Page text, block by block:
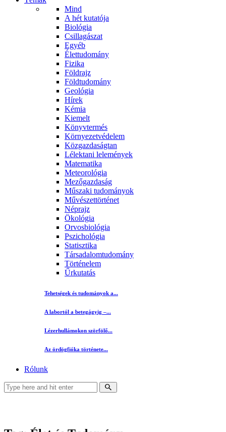
Mind
A hét kutatója
Biológia
Csillagászat
Egyéb
Élettudomány
Fizika
Földrajz
Földtudomány
Geológia
Hírek
Kémia
Kiemelt
Könyvtermés
Környezetvédelem
Közgazdaságtan
Lélektani lelemények
Matematika
Meteorológia
Mezőgazdaság
Műszaki tudományok
Művészettörténet
Néprajz
Ökológia
Orvosbiológia
Pszichológia
Statisztika
Társadalomtudomány
Történelem
Űrkutatás
Tehetségek és tudományok a...
A labortól a betegágyig –...
Lézerhullámokon szörfölő...
Az ördögfióka története...
Rólunk